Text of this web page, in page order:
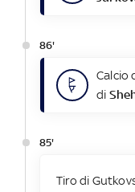
86'
Calcio
di
85'
Tiro di